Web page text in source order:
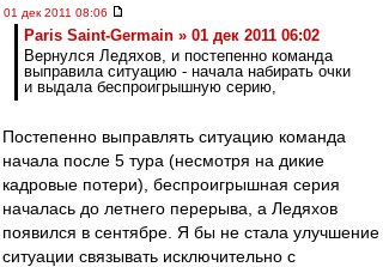
01 дек 2011 08:06
Paris Saint-Germain » 01 дек 2011 06:02
Вернулся Ледяхов, и постепенно команда
выправила ситуацию - начала набирать очки
и выдала беспроигрышную серию,
Постепенно выправлять ситуацию команда
начала после 5 тура (несмотря на дикие
кадровые потери), беспроигрышная серия
началась до летнего перерыва, а Ледяхов
появился в сентябре. Я бы не стала улучшение
ситуации связывать исключительно с